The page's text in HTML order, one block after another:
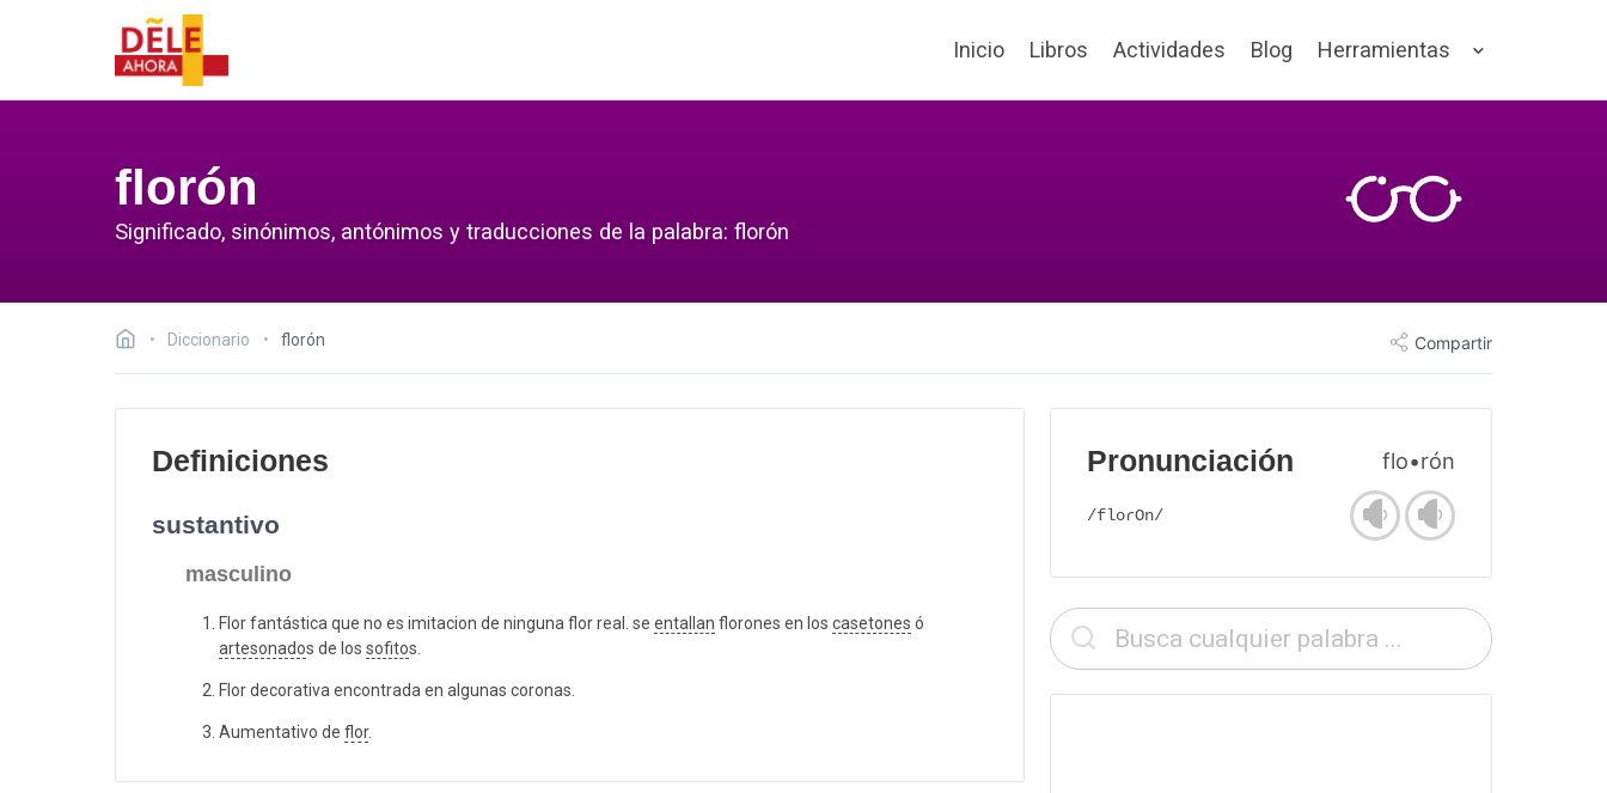
Inicio Libros Actividades Blog Herramientas
florón
Significado, sinónimos, antónimos y traducciones de la palabra: florón
Diccionario florón Compartir
Definiciones
sustantivo
masculino
Flor fantástica que no es imitacion de ninguna flor real. se entallan florones en los casetones ó
artesonados de los sofitos.
Flor decorativa encontrada en algunas coronas.
Aumentativo de flor.
Pronunciación flo•rón
/floɾOn/